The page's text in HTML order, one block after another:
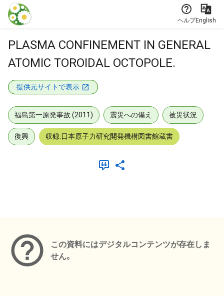
本文に飛ぶ
ヘルプEnglish
PLASMA CONFINEMENT IN GENERAL
ATOMIC TOROIDAL OCTOPOLE.
提供元サイトで表示
福島第一原発事故 (2011) 震災への備え 被災状況
復興 収録:日本原子力研究開発機構図書館蔵書
この資料にはデジタルコンテンツが存在しま
せん。